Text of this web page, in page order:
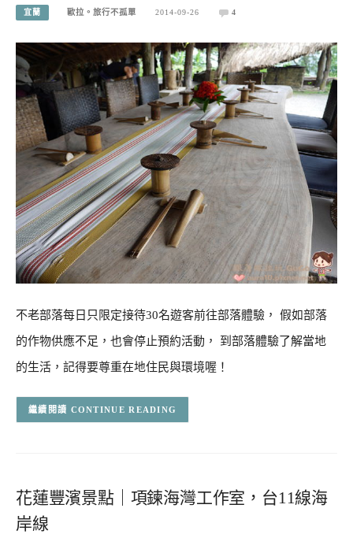
宜蘭 歐拉。旅行不孤單 2014-09-26 4
不老部落每日只限定接待30名遊客前往部落體驗， 假如部落
的作物供應不足，也會停止預約活動， 到部落體驗了解當地
的生活，記得要尊重在地住民與環境喔！
CONTINUE READING
花蓮豐濱景點｜項鍊海灣工作室，台11線海
岸線